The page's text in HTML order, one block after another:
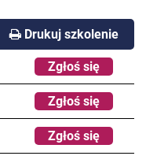
Drukuj szkolenie
Zgłoś się
Zgłoś się
Zgłoś się